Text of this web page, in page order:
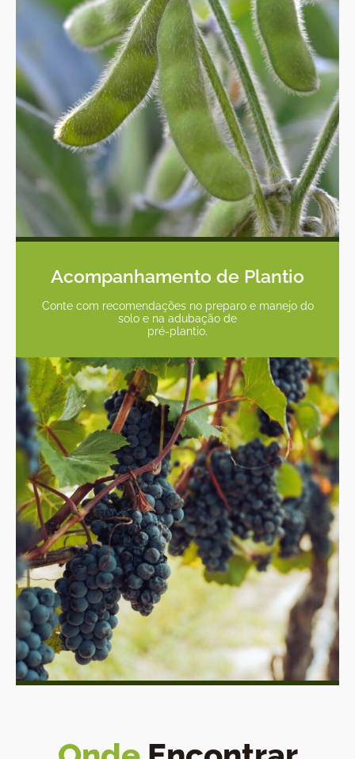
Acompanhamento de Plantio
Conte com recomendações no preparo e manejo do
solo e na adubação de
pré-plantio.